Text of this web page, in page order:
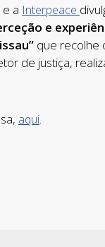
e a Interpeace
e
que recolhe
de justiça,
aqui